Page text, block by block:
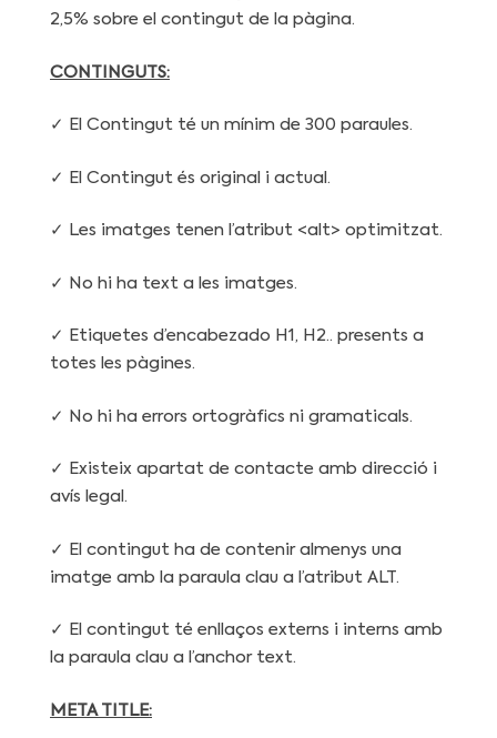
2,5% sobre el contingut de la pàgina.
CONTINGUTS:
✓ El Contingut té un mínim de 300 paraules.
✓ El Contingut és original i actual.
✓ Les imatges tenen l’atribut <alt> optimitzat.
✓ No hi ha text a les imatges.
✓ Etiquetes d’encabezado H1, H2.. presents a
totes les pàgines.
✓ No hi ha errors ortogràfics ni gramaticals.
✓ Existeix apartat de contacte amb direcció i
avís legal.
✓ El contingut ha de contenir almenys una
imatge amb la paraula clau a l’atribut ALT.
✓ El contingut té enllaços externs i interns amb
la paraula clau a l’anchor text.
META TITLE: